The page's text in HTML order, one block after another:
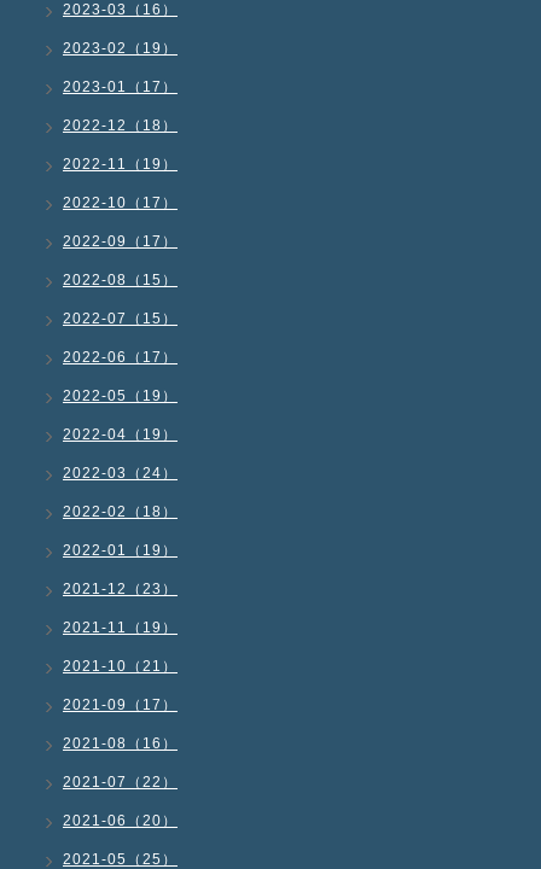
2023-03（16）
2023-02（19）
2023-01（17）
2022-12（18）
2022-11（19）
2022-10（17）
2022-09（17）
2022-08（15）
2022-07（15）
2022-06（17）
2022-05（19）
2022-04（19）
2022-03（24）
2022-02（18）
2022-01（19）
2021-12（23）
2021-11（19）
2021-10（21）
2021-09（17）
2021-08（16）
2021-07（22）
2021-06（20）
2021-05（25）